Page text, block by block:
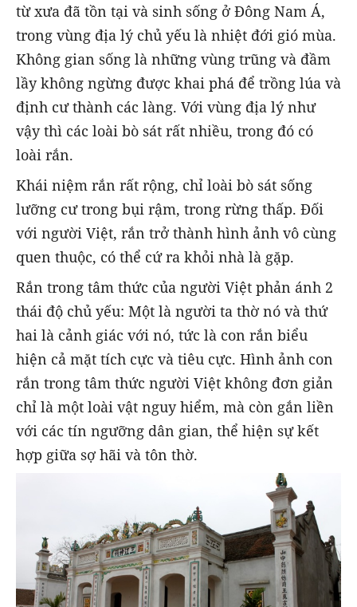
từ xưa đã tồn tại và sinh sống ở Đông Nam Á,
trong vùng địa lý chủ yếu là nhiệt đới gió mùa.
Không gian sống là những vùng trũng và đầm
lầy không ngừng được khai phá để trồng lúa và
định cư thành các làng. Với vùng địa lý như
vậy thì các loài bò sát rất nhiều, trong đó có
loài rắn.
Khái niệm rắn rất rộng, chỉ loài bò sát sống
lưỡng cư trong bụi rậm, trong rừng thấp. Đối
với người Việt, rắn trở thành hình ảnh vô cùng
quen thuộc, có thể cứ ra khỏi nhà là gặp.
Rắn trong tâm thức của người Việt phản ánh 2
thái độ chủ yếu: Một là người ta thờ nó và thứ
hai là cảnh giác với nó, tức là con rắn biểu
hiện cả mặt tích cực và tiêu cực. Hình ảnh con
rắn trong tâm thức người Việt không đơn giản
chỉ là một loài vật nguy hiểm, mà còn gắn liền
với các tín ngưỡng dân gian, thể hiện sự kết
hợp giữa sợ hãi và tôn thờ.